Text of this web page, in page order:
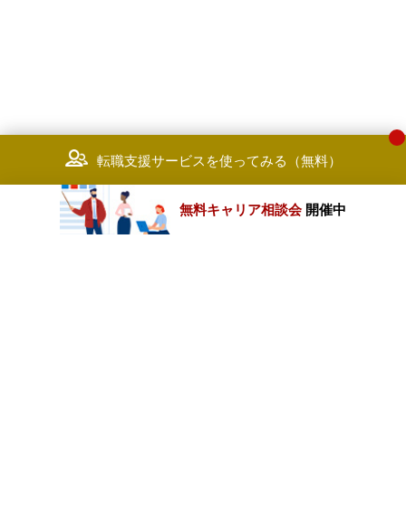
転職支援サービスを使ってみる（無料）
無料キャリア相談会 開催中